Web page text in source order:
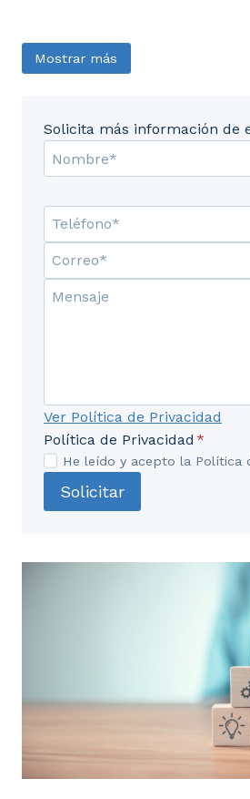
13. Decisiones posteriores al
Mostrar más
Solicita más información de
Ver Política de Privacidad
Política de Privacidad *
He leído y acepto la Política
Solicitar